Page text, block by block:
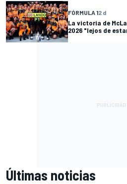
FÓRMULA 12 d
La victoria de
2026 "lejos de
Últimas noticias